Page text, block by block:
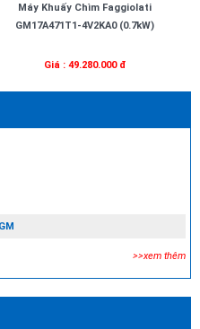
Máy Khuấy Chìm Faggiolati
GM17A471T1-4V2KA0 (0.7kW)
Giá : 49.280.000 đ
>>xem thêm